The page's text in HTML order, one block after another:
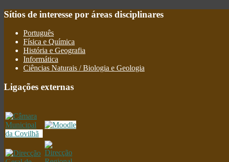
Sítios de interesse por áreas disciplinares
Português
Física e Química
História e Geografia
Informática
Ciências Naturais / Biologia e Geologia
Ligações externas